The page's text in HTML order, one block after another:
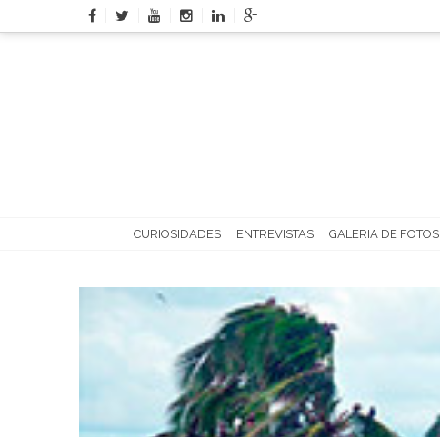
to
CURIOSIDADES ENTREVISTAS GALERIA DE FOTOS